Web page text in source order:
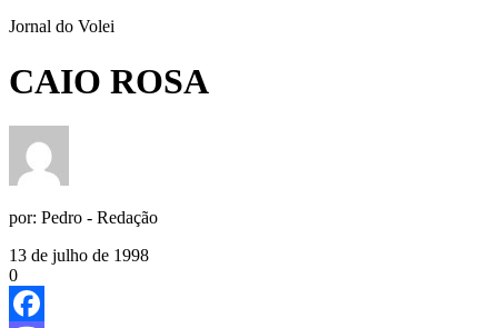
Jornal do Volei
CAIO ROSA
por: Pedro - Redação
13 de julho de 1998
0